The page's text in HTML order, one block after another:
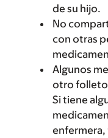
de su hijo.
No
con otras
Algunos
otro folleto
Si tiene